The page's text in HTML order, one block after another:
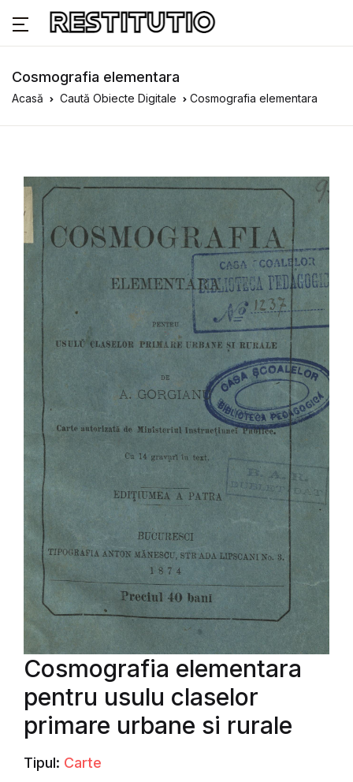
Cosmografia elementara
Acasă Caută Obiecte Digitale Cosmografia elementara
Cosmografia elementara
pentru usulu claselor
primare urbane si rurale
Tipul: Carte